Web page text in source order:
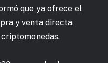
que ya ofrece el
y venta directa